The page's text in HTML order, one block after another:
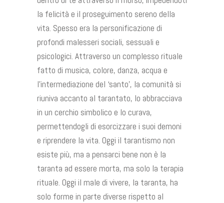
la felicità e il proseguimento sereno della
vita. Spesso era la personificazione di
profondi malesseri sociali, sessuali e
psicologici. Attraverso un complesso rituale
fatto di musica, colore, danza, acqua e
l’intermediazione del ‘santo’, la comunità si
riuniva accanto al tarantato, lo abbracciava
in un cerchio simbolico e lo curava,
permettendogli di esorcizzare i suoi demoni
e riprendere la vita. Oggi il tarantismo non
esiste più, ma a pensarci bene non è la
taranta ad essere morta, ma solo la terapia
rituale. Oggi il male di vivere, la taranta, ha
solo forme in parte diverse rispetto al